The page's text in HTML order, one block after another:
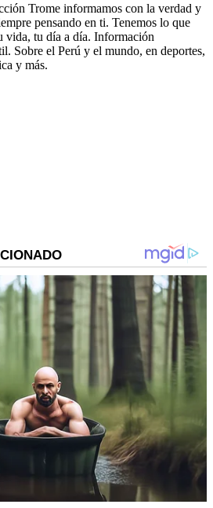
Trome informamos con la verdad y
pensando en ti. Tenemos lo que
vida, tu día a día. Información
Sobre el Perú y el mundo, en deportes,
y más.